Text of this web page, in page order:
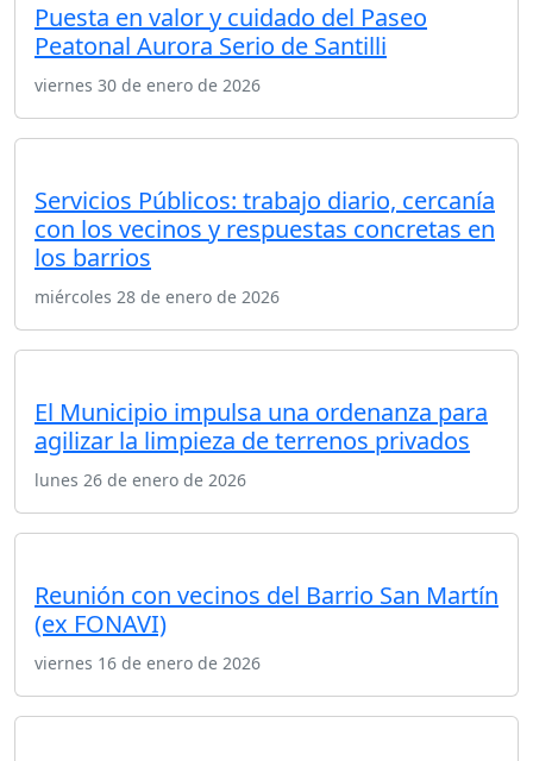
Puesta en valor y cuidado del Paseo
Peatonal Aurora Serio de Santilli
viernes 30 de enero de 2026
Servicios Públicos: trabajo diario, cercanía
con los vecinos y respuestas concretas en
los barrios
miércoles 28 de enero de 2026
El Municipio impulsa una ordenanza para
agilizar la limpieza de terrenos privados
lunes 26 de enero de 2026
Reunión con vecinos del Barrio San Martín
(ex FONAVI)
viernes 16 de enero de 2026